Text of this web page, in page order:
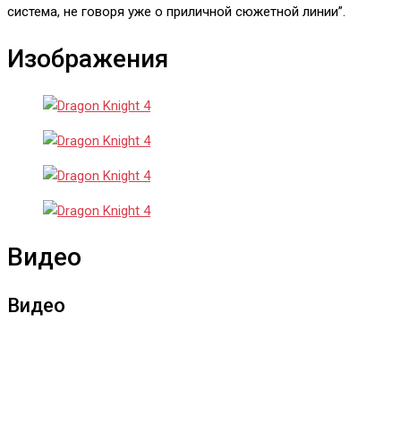
система, не говоря уже о приличной сюжетной линии”.
Изображения
Видео
Видео